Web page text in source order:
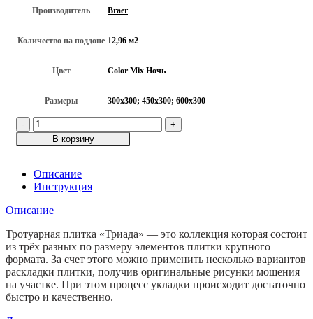
Производитель Braer
Количество на поддоне 12,96 м2
Цвет Color Mix Ночь
Размеры 300х300; 450х300; 600х300
Количество
товара
Тротуарная
Триада,
Color
"Ночь",
мм
В корзину
Описание
Инструкция
Описание
Тротуарная плитка «Триада» — это коллекция которая состоит
из трёх разных по размеру элементов плитки крупного
формата. За счет этого можно применить несколько вариантов
раскладки плитки, получив оригинальные рисунки мощения
на участке. При этом процесс укладки происходит достаточно
быстро и качественно.